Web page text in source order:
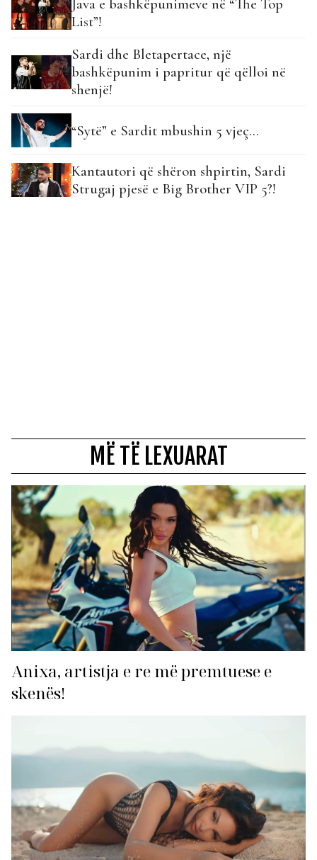
Java e bashkëpunimeve në “The Top
List”!
Sardi dhe Bletapertace, një
bashkëpunim i papritur që qëlloi në
shenjë!
“Sytë” e Sardit mbushin 5 vjeç…
Kantautori që shëron shpirtin, Sardi
Strugaj pjesë e Big Brother VIP 5?!
MË TË LEXUARAT
Anixa, artistja e re më premtuese e
skenës!